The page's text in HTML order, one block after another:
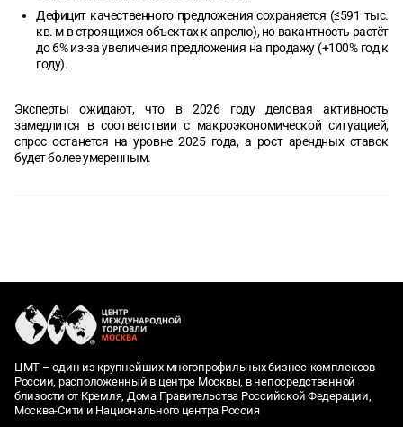
Дефицит качественного предложения сохраняется (≤591 тыс.
кв. м в строящихся объектах к апрелю), но вакантность растёт
до 6% из-за увеличения предложения на продажу (+100% год к
году).
Эксперты ожидают, что в 2026 году деловая активность
замедлится в соответствии с макроэкономической ситуацией,
спрос останется на уровне 2025 года, а рост арендных ставок
будет более умеренным.
ЦМТ – один из крупнейших многопрофильных бизнес-комплексов
России, расположенный в центре Москвы, в непосредственной
близости от Кремля, Дома Правительства Российской Федерации,
Москва-Сити и Национального центра Россия